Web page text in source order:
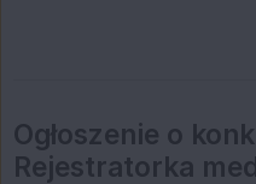
Ogłoszenie o
Rejestratorka